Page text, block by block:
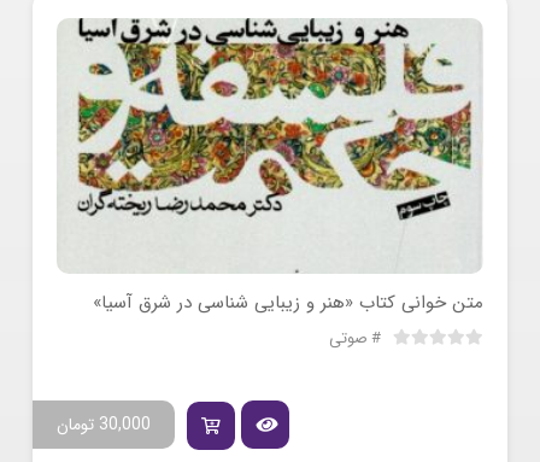
متن خوانی کتاب «هنر و زیبایی شناسی در شرق آسیا»
صوتی
تومان 30,000